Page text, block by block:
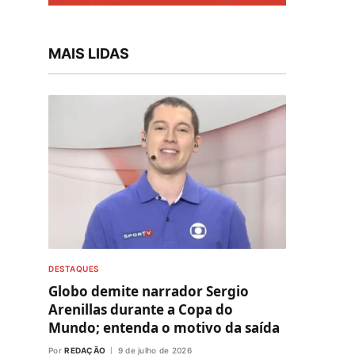
MAIS LIDAS
DESTAQUES
Globo demite narrador Sergio
Arenillas durante a Copa do
Mundo; entenda o motivo da saída
Por REDAÇÃO 9 de julho de 2026